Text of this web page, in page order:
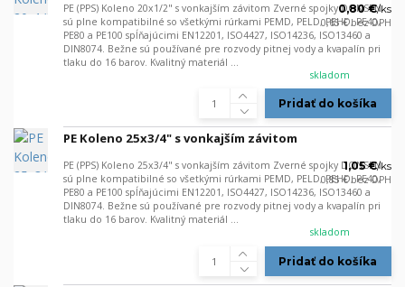
PE (PPS) Koleno 20x1/2" s vonkajším závitom Zverné spojky DONSEN
sú plne kompatibilné so všetkými rúrkami PEMD, PELD, PEHD, PE40,
PE80 a PE100 spĺňajúcimi EN12201, ISO4427, ISO14236, ISO13460 a
DIN8074. Bežne sú používané pre rozvody pitnej vody a kvapalín pri
tlaku do 16 barov. Kvalitný materiál ...
0,80 €/ks
0,65 €bez DPH
skladom
Pridať do košíka
PE Koleno 25x3/4" s vonkajším závitom
PE (PPS) Koleno 25x3/4" s vonkajším závitom Zverné spojky DONSEN
sú plne kompatibilné so všetkými rúrkami PEMD, PELD, PEHD, PE40,
PE80 a PE100 spĺňajúcimi EN12201, ISO4427, ISO14236, ISO13460 a
DIN8074. Bežne sú používané pre rozvody pitnej vody a kvapalín pri
tlaku do 16 barov. Kvalitný materiál ...
1,05 €/ks
0,85 €bez DPH
skladom
Pridať do košíka